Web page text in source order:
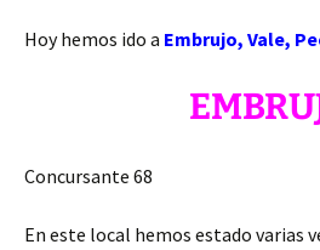
Hoy hemos ido a Embrujo, Vale,
Concursante 68
En este local hemos estado varias